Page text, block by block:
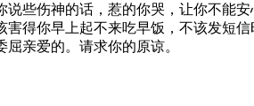
些伤神的话，惹的你哭，让你不能
得你早上起不来吃早饭，不该发短
亲爱的。请求你的原谅。